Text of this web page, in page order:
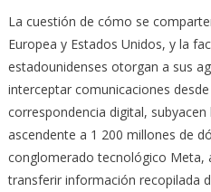
La cuestión de cómo se
Europea y Estados Unidos, y la
estadounidenses otorgan a sus
interceptar comunicaciones
correspondencia digital,
ascendente a 1 200 millones de
conglomerado tecnológico Meta,
transferir información recopilada